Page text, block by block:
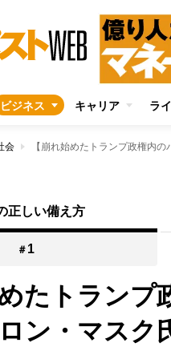
ビジネス キャリア ラ
会
正しい備え方
＃ 1
めたトラン
ン・マスク